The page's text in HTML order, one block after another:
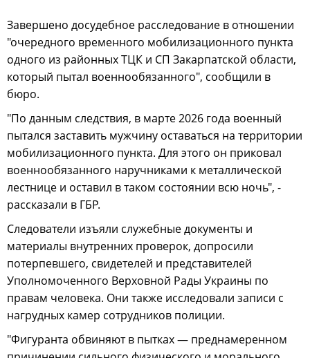
Завершено досудебное расследование в отношении
"очередного временного мобилизационного пункта
одного из районных ТЦК и СП Закарпатской области,
который пытал военнообязанного", сообщили в
бюро.
"По данным следствия, в марте 2026 года военный
пытался заставить мужчину оставаться на территории
мобилизационного пункта. Для этого он приковал
военнообязанного наручниками к металлической
лестнице и оставил в таком состоянии всю ночь", -
рассказали в ГБР.
Следователи изъяли служебные документы и
материалы внутренних проверок, допросили
потерпевшего, свидетелей и представителей
Уполномоченного Верховной Рады Украины по
правам человека. Они также исследовали записи с
нагрудных камер сотрудников полиции.
"Фигуранта обвиняют в пытках — преднамеренном